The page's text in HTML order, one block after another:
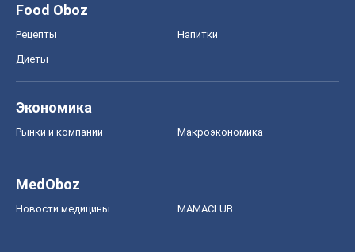
Food Oboz
Рецепты Напитки
Диеты
Экономика
Рынки и компании Mакроэкономика
MedOboz
Новости медицины MAMACLUB